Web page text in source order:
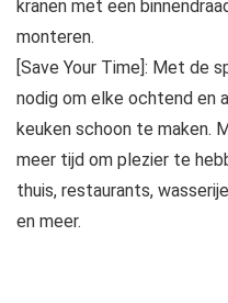
kranen met een
monteren.
[Save Your Time]: Met de
nodig om elke ochtend en
keuken schoon te maken.
meer tijd om plezier te
thuis, restaurants,
en meer.